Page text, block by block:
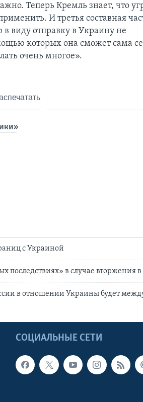
Теперь Кремль знает, что
И третья составная
виду отправку в Украину не
которых она сможет сама
очень многое».
с Украиной
последствиях» в случае вторжения
в отношении Украины будет
СОЦИАЛЬНЫЕ СЕТИ